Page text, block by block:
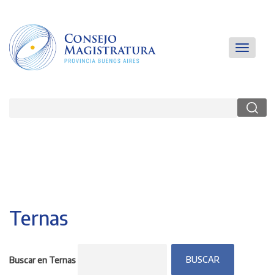
contenido
principal
MainToggle
Ternas
Buscar en Ternas